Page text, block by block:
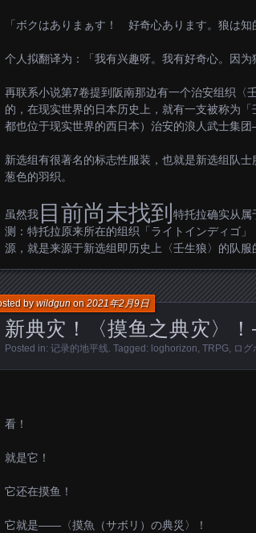
「ボクはありまぁす！ 好奇心あります。狼は知
个人拟翻译为：「我有兴趣呀。我有好奇心。因为
再联系小说第7卷提到阪南那边有一个治安组织〈
的，在现实世界的日本历史上，就有一支被称为
都也位于现实世界的西日本）治安的浪人武士集
新选组有很著名的标志性服装，也就是新选组队
葱色的羽织。
虽然我 目前尚未找到 特托拉确实从属
测：特托拉原来所在的组织「ライトインディゴ
源，就是来源于新选组即历史上〈壬生狼〉的队服
新典灾！〈摸鱼之典灾〉
bywildgunon2021年2月9日
Posted in: 记录的地平线. Tagged: loghorizon, TRPG, ログ
看！
就是它！
它还在摸鱼！
它就是——〈摸魚（サボリ）の典災〉！